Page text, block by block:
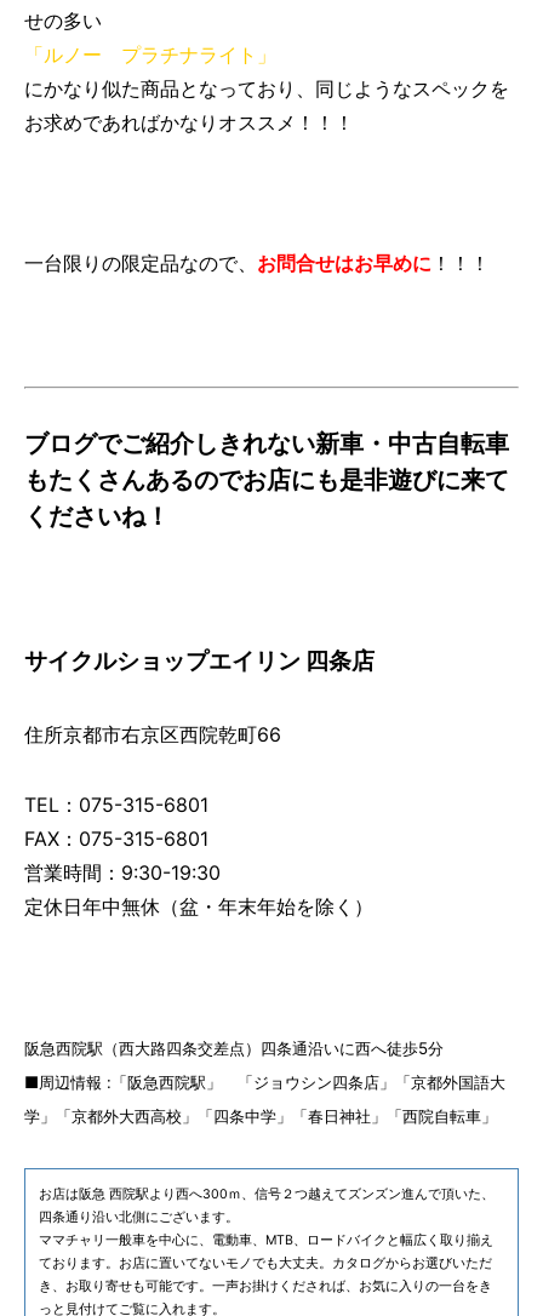
せの多い
「ルノー プラチナライト」
にかなり似た商品となっており、同じようなスペックを
お求めであればかなりオススメ！！！
一台限りの限定品なので、 お問合せはお早めに ！！！
ブログでご紹介しきれない新車・中古自転車
もたくさんあるのでお店にも是非遊びに来て
くださいね！
サイクルショップエイリン 四条店
住所京都市右京区西院乾町66
TEL：075-315-6801
FAX：075-315-6801
営業時間：9:30-19:30
定休日年中無休（盆・年末年始を除く）
阪急西院駅（西大路四条交差点）四条通沿いに西へ徒歩5分
■周辺情報 :「阪急西院駅」 「ジョウシン四条店」「京都外国語大
学」「京都外大西高校」「四条中学」「春日神社」「西院自転車」
お店は阪急 西院駅より西へ300ｍ、信号２つ越えてズンズン進んで頂いた、
四条通り沿い北側にございます。
ママチャリ一般車を中心に、電動車、MTB、ロードバイクと幅広く取り揃え
ております。お店に置いてないモノでも大丈夫。カタログからお選びいただ
き、お取り寄せも可能です。一声お掛けくだされば、お気に入りの一台をき
っと見付けてご覧に入れます。